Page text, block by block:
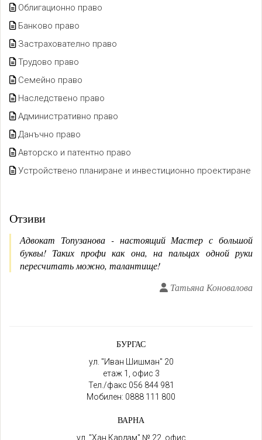
Облигационно право
Банково право
Застрахователно право
Трудово право
Семейно право
Наследствено право
Административно право
Данъчно право
Авторско и патентно право
Устройствено планиране и инвестиционно проектиране
Отзиви
Адвокат Топузанова - настоящий Мастер с большой
буквы! Таких профи как она, на пальцах одной руки
пересчитать можно, талантище!
Татьяна Коновалова
БУРГАС
ул. "Иван Шишман" 20
етаж 1, офис 3
Тел./факс 056 844 981
Мобилен: 0888 111 800
ВАРНА
ул. "Хан Кардам" № 22, офис